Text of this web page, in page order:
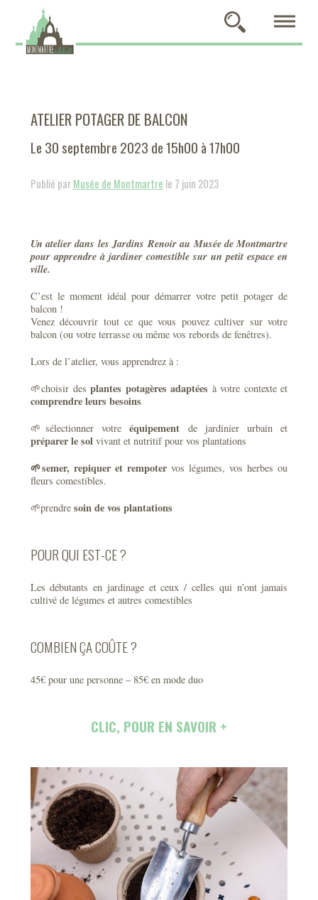
ATELIER POTAGER DE BALCON
Le 30 septembre 2023 de 15h00 à 17h00
Publié parMusée de Montmartre le 7 juin 2023
Un atelier dans les Jardins Renoir au Musée de Montmartre
pour apprendre à jardiner comestible sur un petit espace en
ville.
C’est le moment idéal pour démarrer votre petit potager de
balcon !
Venez découvrir tout ce que vous pouvez cultiver sur votre
balcon (ou votre terrasse ou même vos rebords de fenêtres).
Lors de l’atelier, vous apprendrez à :
🌱choisir des plantes potagères adaptées à votre contexte et
comprendre leurs besoins
🌱sélectionner votreéquipement de jardinier urbain et
préparer le solvivant et nutritif pour vos plantations
🌱semer, repiquer et rempotervos légumes, vos herbes ou
fleurs comestibles.
🌱prendresoin de vos plantations
POUR QUI EST-CE ?
Les débutants en jardinage et ceux / celles qui n’ont jamais
cultivé de légumes et autres comestibles
COMBIEN ÇA COÛTE ?
45€ pour une personne – 85€ en mode duo
CLIC, POUR EN SAVOIR +